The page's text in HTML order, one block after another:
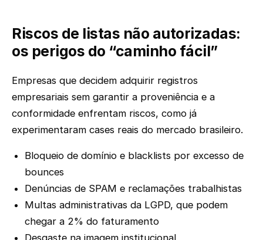
Riscos de listas não autorizadas:
os perigos do “caminho fácil”
Empresas que decidem adquirir registros
empresariais sem garantir a proveniência e a
conformidade enfrentam riscos, como já
experimentaram cases reais do mercado brasileiro.
Bloqueio de domínio e blacklists por excesso de
bounces
Denúncias de SPAM e reclamações trabalhistas
Multas administrativas da LGPD, que podem
chegar a 2% do faturamento